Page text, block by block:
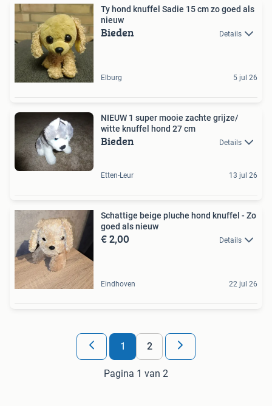
Ty hond knuffel Sadie 15 cm zo goed als
nieuw
Bieden Details
Elburg 5 jul 26
NIEUW 1 super mooie zachte grijze/
witte knuffel hond 27 cm
Bieden Details
Etten-Leur 13 jul 26
Schattige beige pluche hond knuffel - Zo
goed als nieuw
€ 2,00 Details
Eindhoven 22 jul 26
1 2
Pagina 1 van 2